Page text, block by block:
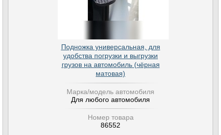
Подножка универсальная, для
удобства погрузки и выгрузки
грузов на автомобиль (чёрная
матовая)
Марка/модель автомобиля
Для любого автомобиля
Номер товара
86552